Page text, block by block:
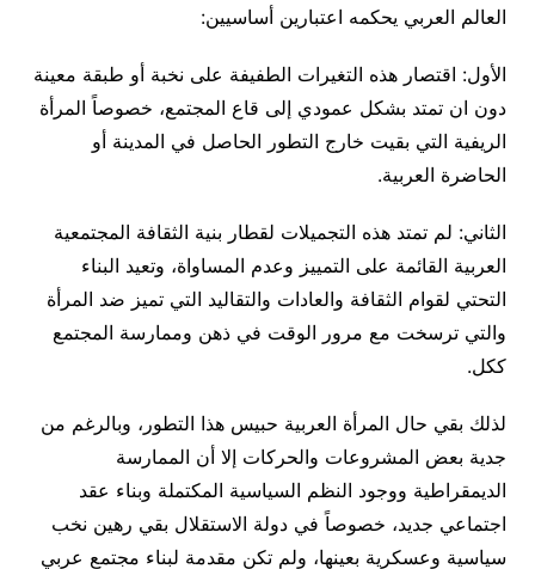
العالم العربي يحكمه اعتبارين أساسيين:
الأول: اقتصار هذه التغيرات الطفيفة على نخبة أو طبقة معينة
دون ان تمتد بشكل عمودي إلى قاع المجتمع، خصوصاً المرأة
الريفية التي بقيت خارج التطور الحاصل في المدينة أو
الحاضرة العربية.
الثاني: لم تمتد هذه التجميلات لقطار بنية الثقافة المجتمعية
العربية القائمة على التمييز وعدم المساواة، وتعيد البناء
التحتي لقوام الثقافة والعادات والتقاليد التي تميز ضد المرأة
والتي ترسخت مع مرور الوقت في ذهن وممارسة المجتمع
ككل.
لذلك بقي حال المرأة العربية حبيس هذا التطور، وبالرغم من
جدية بعض المشروعات والحركات إلا أن الممارسة
الديمقراطية ووجود النظم السياسية المكتملة وبناء عقد
اجتماعي جديد، خصوصاً في دولة الاستقلال بقي رهين نخب
سياسية وعسكرية بعينها، ولم تكن مقدمة لبناء مجتمع عربي